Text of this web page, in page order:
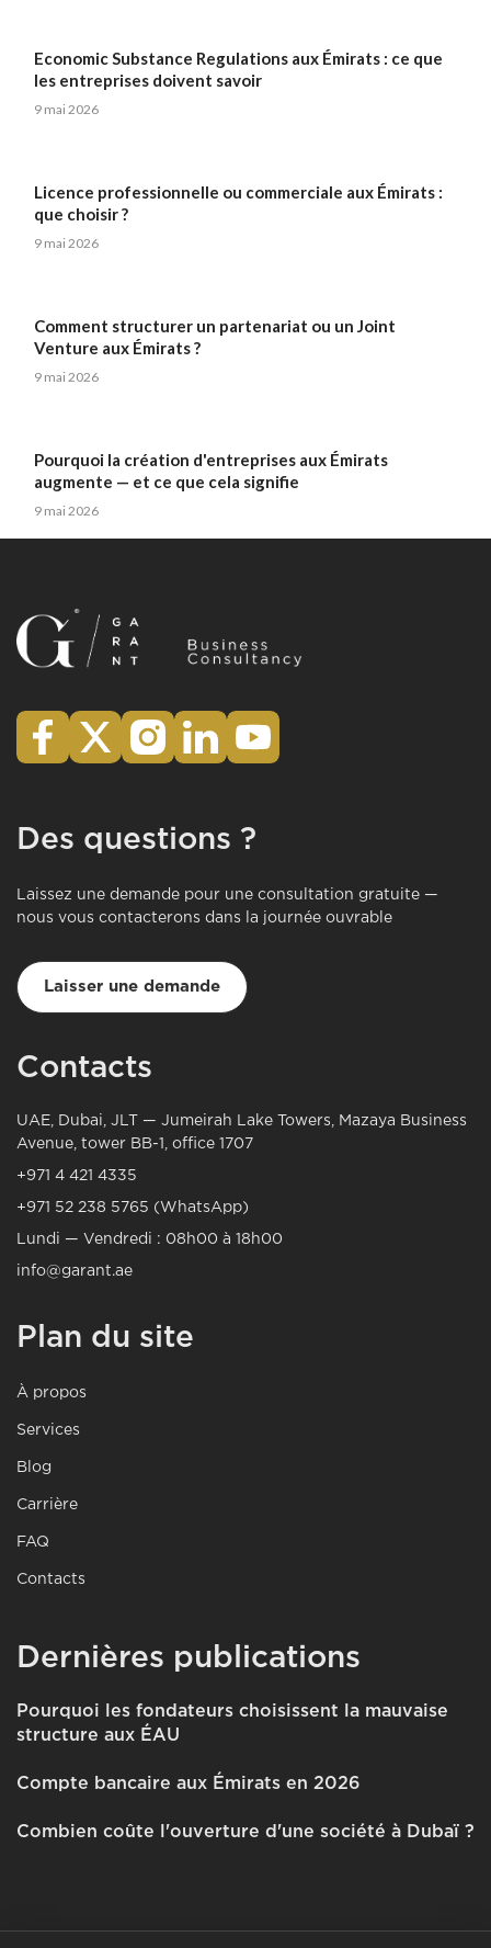
Economic Substance Regulations aux Émirats : ce que
les entreprises doivent savoir
9 mai 2026
Licence professionnelle ou commerciale aux Émirats :
que choisir ?
9 mai 2026
Comment structurer un partenariat ou un Joint
Venture aux Émirats ?
9 mai 2026
Pourquoi la création d'entreprises aux Émirats
augmente — et ce que cela signifie
9 mai 2026
Des questions ?
Laissez une demande pour une consultation gratuite —
nous vous contacterons dans la journée ouvrable
Laisser une demande
Contacts
UAE, Dubai, JLT — Jumeirah Lake Towers, Mazaya Business
Avenue, tower BB-1, office 1707
+971 4 421 4335
+971 52 238 5765 (WhatsApp)
Lundi — Vendredi : 08h00 à 18h00
info@garant.ae
Plan du site
À propos
Services
Blog
Carrière
FAQ
Contacts
Dernières publications
Pourquoi les fondateurs choisissent la mauvaise
structure aux ÉAU
Compte bancaire aux Émirats en 2026
Combien coûte l'ouverture d'une société à Dubaï ?